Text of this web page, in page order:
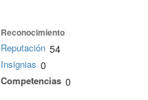
Reconocimiento
Reputación 54
Insignias 0
Competencias 0